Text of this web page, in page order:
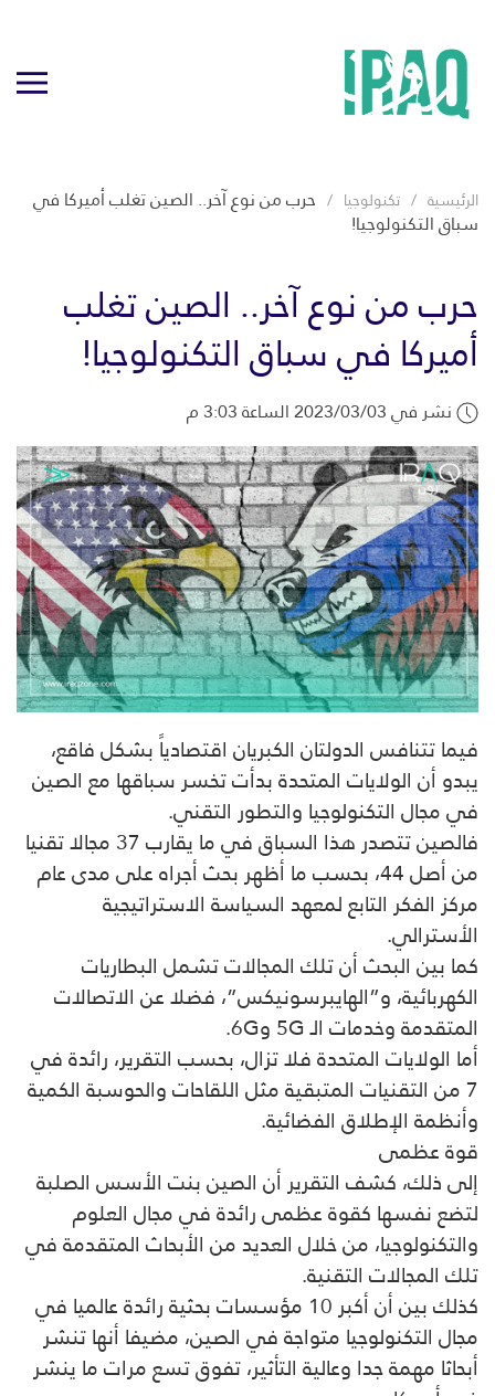
الرئيسية تكنولوجيا حرب من نوع آخر.. الصين تغلب أميركا في
سباق التكنولوجيا!
حرب من نوع آخر.. الصين تغلب
أميركا في سباق التكنولوجيا!
نشر في 2023/03/03 الساعة 3:03 م
فيما تتنافس الدولتان الكبريان اقتصادياً بشكل فاقع،
يبدو أن الولايات المتحدة بدأت تخسر سباقها مع الصين
في مجال التكنولوجيا والتطور التقني.
فالصين تتصدر هذا السباق في ما يقارب 37 مجالا تقنيا
من أصل 44، بحسب ما أظهر بحث أجراه على مدى عام
مركز الفكر التابع لمعهد السياسة الاستراتيجية
الأسترالي.
كما بين البحث أن تلك المجالات تشمل البطاريات
الكهربائية، و”الهايبرسونيكس”، فضلا عن الاتصالات
المتقدمة وخدمات الـ 5G و6G.
أما الولايات المتحدة فلا تزال، بحسب التقرير، رائدة في
7 من التقنيات المتبقية مثل اللقاحات والحوسبة الكمية
وأنظمة الإطلاق الفضائية.
قوة عظمى
إلى ذلك، كشف التقرير أن الصين بنت الأسس الصلبة
لتضع نفسها كقوة عظمى رائدة في مجال العلوم
والتكنولوجيا، من خلال العديد من الأبحاث المتقدمة في
تلك المجالات التقنية.
كذلك بين أن أكبر 10 مؤسسات بحثية رائدة عالميا في
مجال التكنولوجيا متواجة في الصين، مضيفا أنها تنشر
أبحاثا مهمة جدا وعالية التأثير، تفوق تسع مرات ما ينشر